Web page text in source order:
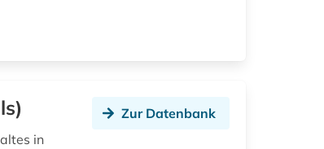
in
Zur Datenbank